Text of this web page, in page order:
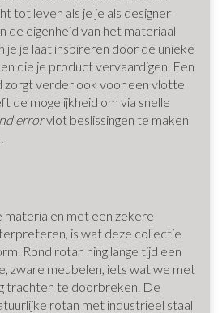
tot leven als je je als designer
de eigenheid van het materiaal
je je laat inspireren door de unieke
die je product vervaardigen. Een
verder ook voor een vlotte
de mogelijkheid om via snelle
errorvlot beslissingen te maken
materialen met een zekere
is wat deze collectie
Rond rotan hing lange tijd een
zware meubelen, iets wat we met
trachten te doorbreken. De
rotan met industrieel staal